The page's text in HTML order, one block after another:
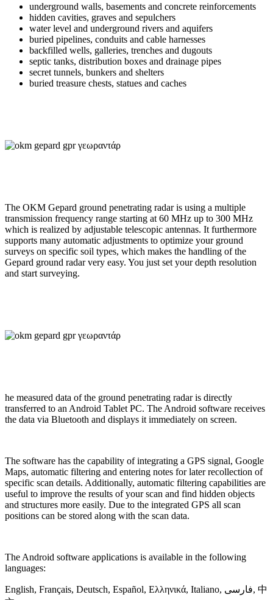
underground walls, basements and concrete reinforcements
hidden cavities, graves and sepulchers
water level and underground rivers and aquifers
buried pipelines, conduits and cable harnesses
backfilled wells, galleries, trenches and dugouts
septic tanks, distribution boxes and drainage pipes
secret tunnels, bunkers and shelters
buried treasure chests, statues and caches
The OKM Gepard ground penetrating radar is using a multiple
transmission frequency range starting at 60 MHz up to 300 MHz
which is realized by adjustable telescopic antennas. It furthermore
supports many automatic adjustments to optimize your ground
surveys on specific soil types, which makes the handling of the
Gepard ground radar very easy. You just set your depth resolution
and start surveying.
he measured data of the ground penetrating radar is directly
transferred to an Android Tablet PC. The Android software receives
the data via Bluetooth and displays it immediately on screen.
The software has the capability of integrating a GPS signal, Google
Maps, automatic filtering and entering notes for later recollection of
specific scan details. Additionally, automatic filtering capabilities are
useful to improve the results of your scan and find hidden objects
and structures more easily. Due to the integrated GPS all scan
positions can be stored along with the scan data.
The Android software applications is available in the following
languages:
English, Français, Deutsch, Español, Ελληνικά, Italiano, فارسی, 中